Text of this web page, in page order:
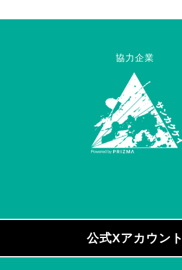
協力企業
公式Xアカウント